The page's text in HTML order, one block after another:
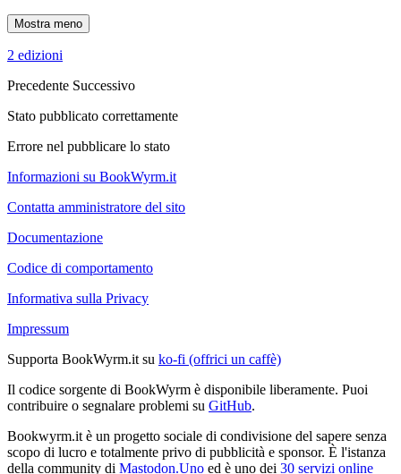
Mostra meno
2 edizioni
Precedente Successivo
Stato pubblicato correttamente
Errore nel pubblicare lo stato
Informazioni su BookWyrm.it
Contatta amministratore del sito
Documentazione
Codice di comportamento
Informativa sulla Privacy
Impressum
Supporta BookWyrm.it su ko-fi (offrici un caffè)
Il codice sorgente di BookWyrm è disponibile liberamente. Puoi
contribuire o segnalare problemi su GitHub.
Bookwyrm.it è un progetto sociale di condivisione del sapere senza
scopo di lucro e totalmente privo di pubblicità e sponsor. È l'istanza
della community di Mastodon.Uno ed è uno dei 30 servizi online